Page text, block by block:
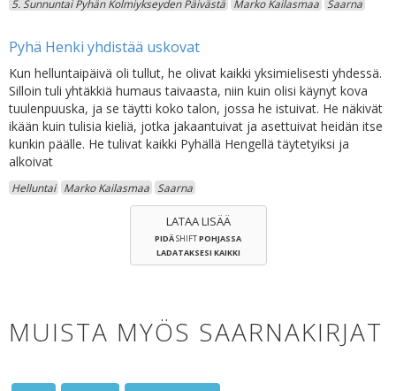
5. Sunnuntai Pyhän Kolmiykseyden Päivästä Marko Kailasmaa Saarna
Pyhä Henki yhdistää uskovat
Kun helluntaipäivä oli tullut, he olivat kaikki yksimielisesti yhdessä.
Silloin tuli yhtäkkiä humaus taivaasta, niin kuin olisi käynyt kova
tuulenpuuska, ja se täytti koko talon, jossa he istuivat. He näkivät
ikään kuin tulisia kieliä, jotka jakaantuivat ja asettuivat heidän itse
kunkin päälle. He tulivat kaikki Pyhällä Hengellä täytetyiksi ja
alkoivat
Helluntai Marko Kailasmaa Saarna
LATAA LISÄÄ
PIDÄSHIFTPOHJASSA
LADATAKSESI KAIKKI
MUISTA MYÖS SAARNAKIRJAT